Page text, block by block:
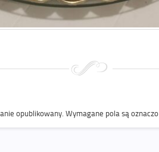
opublikowany. Wymagane pola są